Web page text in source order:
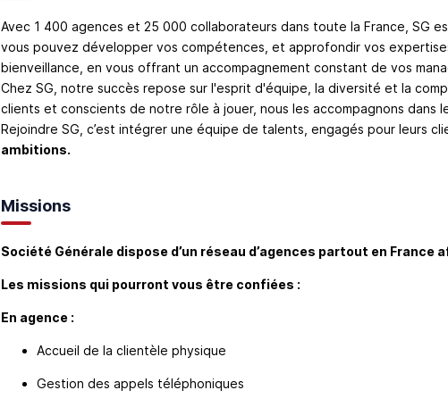
Avec 1 400 agences et 25 000 collaborateurs dans toute la France, SG
vous pouvez développer vos compétences, et approfondir vos
bienveillance, en vous offrant un accompagnement constant de vos
Chez SG, notre succès repose sur l'esprit d'équipe, la diversité et la
clients et conscients de notre rôle à jouer, nous les accompagnons dans
Rejoindre SG, c’est intégrer une équipe de talents, engagés pour leurs
ambitions.
Missions
Société Générale dispose d’un réseau d’agences partout en France
Les missions qui pourront vous être confiées :
En agence :
Accueil de la clientèle physique
Gestion des appels téléphoniques